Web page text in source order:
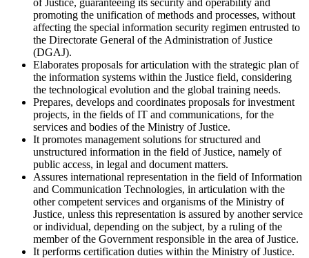
promoting the unification of methods and processes, without
affecting the special information security regimen entrusted to
the Directorate General of the Administration of Justice
(DGAJ).
Elaborates proposals for articulation with the strategic plan of
the information systems within the Justice field, considering
the technological evolution and the global training needs.
Prepares, develops and coordinates proposals for investment
projects, in the fields of IT and communications, for the
services and bodies of the Ministry of Justice.
It promotes management solutions for structured and
unstructured information in the field of Justice, namely of
public access, in legal and document matters.
Assures international representation in the field of Information
and Communication Technologies, in articulation with the
other competent services and organisms of the Ministry of
Justice, unless this representation is assured by another service
or individual, depending on the subject, by a ruling of the
member of the Government responsible in the area of Justice.
It performs certification duties within the Ministry of Justice.